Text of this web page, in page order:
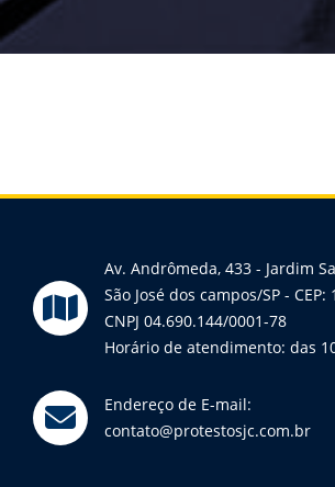
Av. Andrômeda, 433 - Jardim
São José dos campos/SP - CEP:
CNPJ 04.690.144/0001-78
Horário de atendimento: das
Endereço de E-mail:
contato@protestosjc.com.br